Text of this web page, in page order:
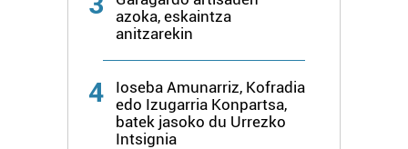
azoka, eskaintza
anitzarekin
4
Ioseba Amunarriz, Kofradia
edo Izugarria Konpartsa,
batek jasoko du Urrezko
Intsignia